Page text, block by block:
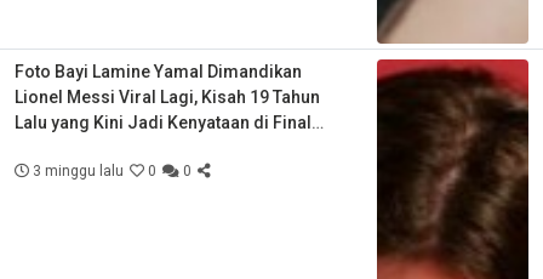
Foto Bayi Lamine Yamal Dimandikan
Lionel Messi Viral Lagi, Kisah 19 Tahun
Lalu yang Kini Jadi Kenyataan di Final
3 minggu lalu 0 0